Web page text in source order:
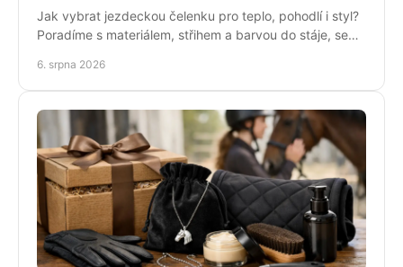
Jak vybrat jezdeckou čelenku pro teplo, pohodlí i styl?
Poradíme s materiálem, střihem a barvou do stáje, sedla
6. srpna 2026